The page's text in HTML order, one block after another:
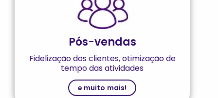
Pós-vendas
Fidelização dos clientes, otimização de
tempo das atividades
e muito mais!